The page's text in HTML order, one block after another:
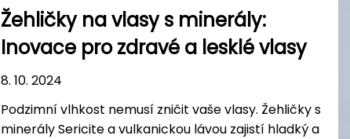
Žehličky na vlasy s minerály:
Inovace pro zdravé a lesklé vlasy
8. 10. 2024
Podzimní vlhkost nemusí zničit vaše vlasy. Žehličky s
minerály Sericite a vulkanickou lávou zajistí hladký a